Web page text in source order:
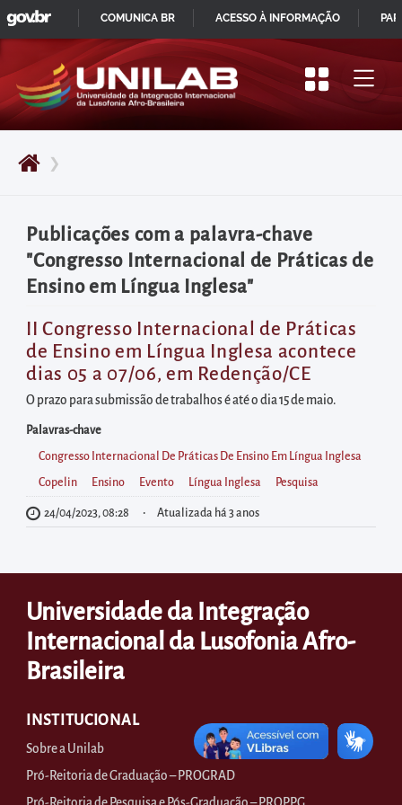
Pular
para
início
do
principal
Acessar
diretamente
o
menu
principal
Acessar
diretamente
à
área
para
realizar
buscas
diretamente
as
informações
no
rodapé
❯
Publicações com a palavra-chave
"Congresso Internacional de Práticas de
Ensino em Língua Inglesa"
II Congresso Internacional de Práticas
de Ensino em Língua Inglesa acontece
dias 05 a 07/06, em Redenção/CE
O prazo para submissão de trabalhos é até o dia 15 de maio.
Palavras-chave
Congresso Internacional De Práticas De Ensino Em Língua Inglesa
Copelin Ensino Evento Língua Inglesa Pesquisa
24/04/2023, 08:28 Atualizada há 3 anos
Universidade da Integração
Internacional da Lusofonia Afro-
Brasileira
INSTITUCIONAL
Sobre a Unilab
Pró-Reitoria de Graduação – PROGRAD
IR
PARA
CONTEÚDO
GOVBR
COMUNICA BR ACESSO À INFORMAÇÃO